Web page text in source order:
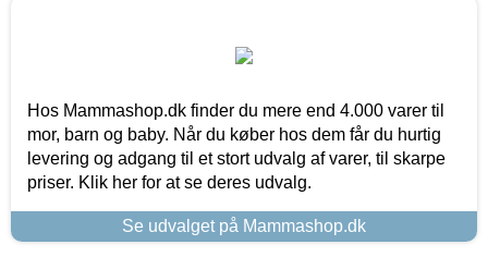
Hos Mammashop.dk finder du mere end 4.000 varer til
mor, barn og baby. Når du køber hos dem får du hurtig
levering og adgang til et stort udvalg af varer, til skarpe
priser. Klik her for at se deres udvalg.
Se udvalget på Mammashop.dk